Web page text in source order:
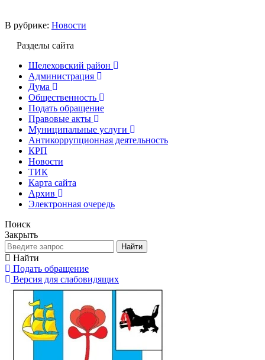
В рубрике: Новости
Разделы сайта
Шелеховский район
Администрация
Дума
Общественность
Подать обращение
Правовые акты
Муниципальные услуги
Антикоррупционная деятельность
КРП
Новости
ТИК
Карта сайта
Архив
Электронная очередь
Поиск
Закрыть
Найти
Найти
Подать обращение
Версия для слабовидящих